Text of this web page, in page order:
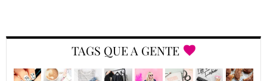
TAGS QUE A GENTE